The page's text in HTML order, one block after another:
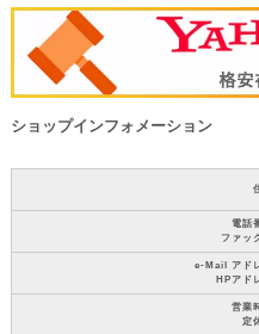
ショップインフォメーション
電話
ファッ
e-Mail アド
HPアド
営業
定